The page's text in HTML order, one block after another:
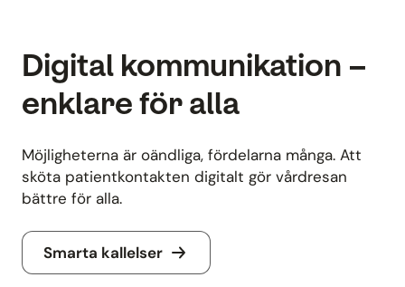
Digital kommunikation –
enklare för alla
Möjligheterna är oändliga, fördelarna många. Att
sköta patientkontakten digitalt gör vårdresan
bättre för alla.
Smarta kallelser